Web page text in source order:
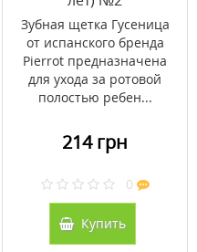
Зубная щетка Гусеница
от испанского бренда
Pierrot предназначена
для ухода за ротовой
полостью ребен...
214 грн
0
Купить